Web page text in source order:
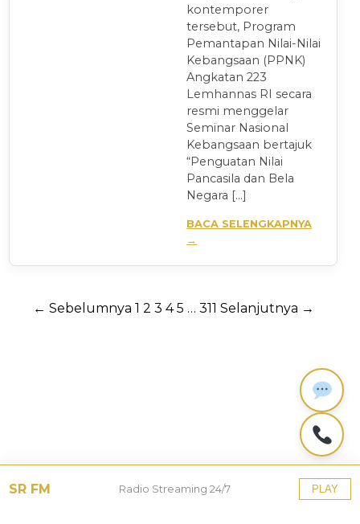
kontemporer
tersebut, Program
Pemantapan Nilai-Nilai
Kebangsaan (PPNK)
Angkatan 223
Lemhannas RI secara
resmi menggelar
Seminar Nasional
Kebangsaan bertajuk
“Penguatan Nilai
Pancasila dan Bela
Negara […]
BACA SELENGKAPNYA
→
Paginasi
← Sebelumnya 1 2 3 4 5 … 311 Selanjutnya →
SR FM Radio Streaming 24/7 PLAY